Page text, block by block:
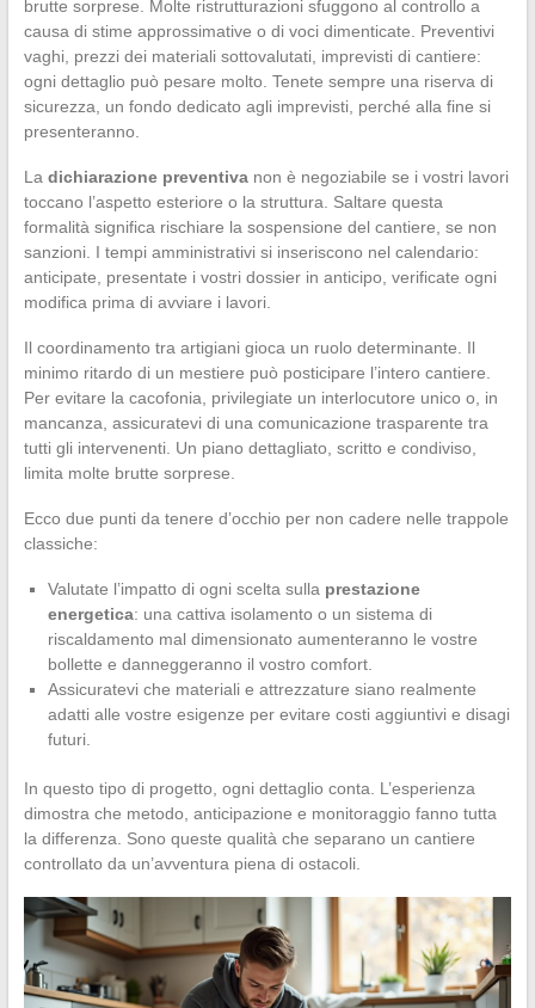
brutte sorprese. Molte ristrutturazioni sfuggono al controllo a
causa di stime approssimative o di voci dimenticate. Preventivi
vaghi, prezzi dei materiali sottovalutati, imprevisti di cantiere:
ogni dettaglio può pesare molto. Tenete sempre una riserva di
sicurezza, un fondo dedicato agli imprevisti, perché alla fine si
presenteranno.
La dichiarazione preventivanon è negoziabile se i vostri lavori
toccano l’aspetto esteriore o la struttura. Saltare questa
formalità significa rischiare la sospensione del cantiere, se non
sanzioni. I tempi amministrativi si inseriscono nel calendario:
anticipate, presentate i vostri dossier in anticipo, verificate ogni
modifica prima di avviare i lavori.
Il coordinamento tra artigiani gioca un ruolo determinante. Il
minimo ritardo di un mestiere può posticipare l’intero cantiere.
Per evitare la cacofonia, privilegiate un interlocutore unico o, in
mancanza, assicuratevi di una comunicazione trasparente tra
tutti gli intervenenti. Un piano dettagliato, scritto e condiviso,
limita molte brutte sorprese.
Ecco due punti da tenere d’occhio per non cadere nelle trappole
classiche:
Valutate l’impatto di ogni scelta sulla prestazione
energetica: una cattiva isolamento o un sistema di
riscaldamento mal dimensionato aumenteranno le vostre
bollette e danneggeranno il vostro comfort.
Assicuratevi che materiali e attrezzature siano realmente
adatti alle vostre esigenze per evitare costi aggiuntivi e disagi
futuri.
In questo tipo di progetto, ogni dettaglio conta. L’esperienza
dimostra che metodo, anticipazione e monitoraggio fanno tutta
la differenza. Sono queste qualità che separano un cantiere
controllato da un’avventura piena di ostacoli.